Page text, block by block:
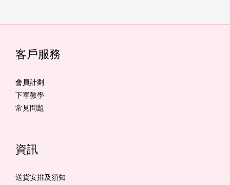
客戶服務
會員計劃
下單教學
常見問題
資訊
送貨安排及須知